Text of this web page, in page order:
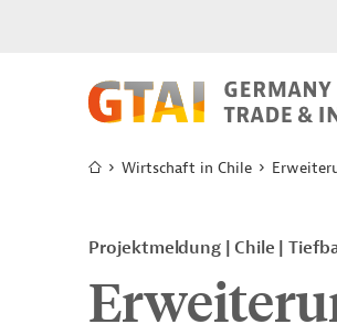
Wirtschaft in Chile
Projektmeldung Chile